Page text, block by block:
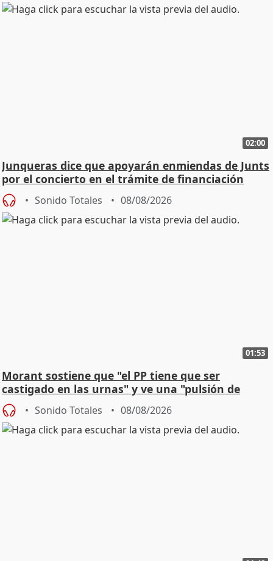
02:00
Junqueras dice que apoyarán enmiendas de Junts
por el concierto en el trámite de financiación
Sonido Totales 08/08/2026
01:53
Morant sostiene que "el PP tiene que ser
castigado en las urnas" y ve una "pulsión de
cambio"
Sonido Totales 08/08/2026